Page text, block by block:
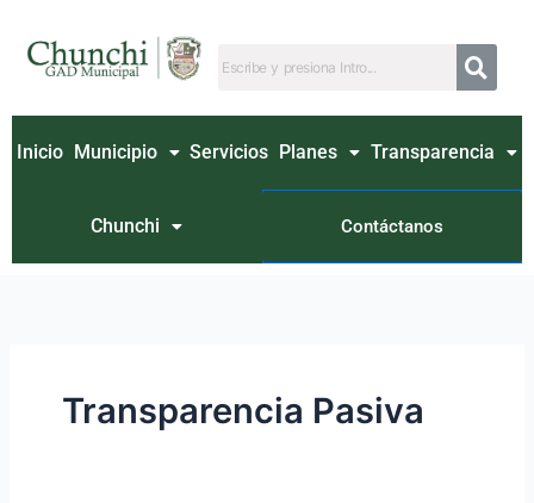
contenido
Inicio Municipio Servicios Planes Transparencia
Chunchi Contáctanos
Transparencia Pasiva
por: